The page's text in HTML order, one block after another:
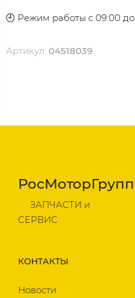
🕘 Режим работы с 09:00 до
Артикул: 04518039
РосМоторГрупп
ЗАПЧАСТИ и
СЕРВИС
КОНТАКТЫ
Новости